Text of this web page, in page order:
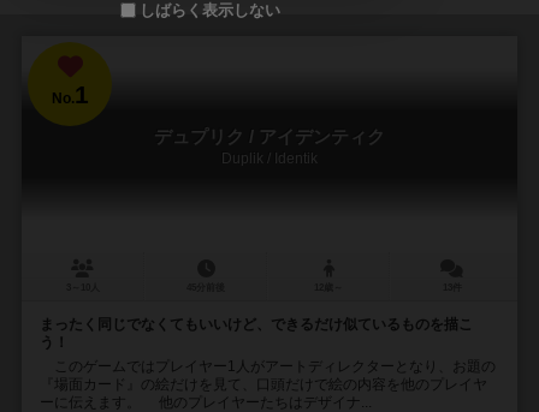
No.1
デュプリク / アイデンティク
Duplik / Identik
まったく同じでなくてもいいけど、できるだけ似ているものを描こ
う！
このゲームではプレイヤー1人がアートディレクターとなり、お題の
『場面カード』の絵だけを見て、口頭だけで絵の内容を他のプレイヤ
ーに伝えます。 他のプレイヤーたちはデザイナ...
しばらく表示しない